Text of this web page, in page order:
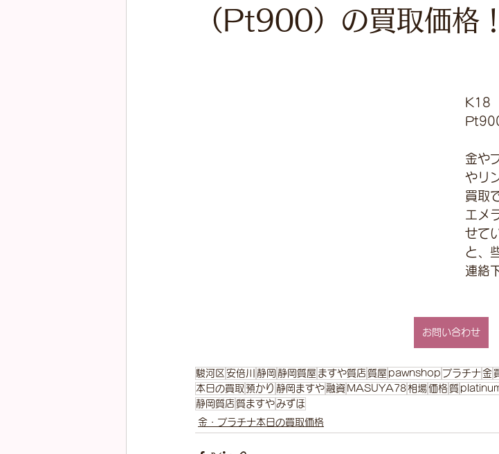
（Pt900）の買取価格
K18
金や
やリ
買取
エメ
せて
と、
連絡
お問い合わせ
駿河区 安倍川 静岡 静岡質屋 ますや質店 質屋 pawnshop プラチナ 金
本日の買取 預かり 静岡ますや 融資 MASUYA78相場 価格質
静岡質店 質ますやみずほ
金・プラチナ本日の買取価格